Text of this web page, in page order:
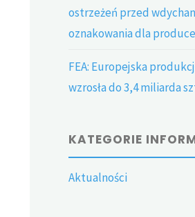
ostrzeżeń przed
oznakowania dla
FEA: Europejska
wzrosła do 3,4 miliarda
KATEGORIE
Aktualności